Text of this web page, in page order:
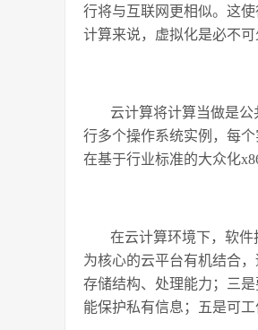
行将与互联网更相似。这
计算来说，虚拟化是必不可
云计算将计算当做是
行多个操作系统实例，每
在基于行业标准的大众化
在云计算环境下，软
为核心的云平台有机结合
存储结构、处理能力；三
能保护私有信息；五是可